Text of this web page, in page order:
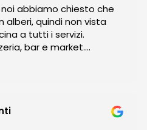
abbiamo chiesto che
quindi non vista
a tutti i servizi.
bar e market.
puliti.